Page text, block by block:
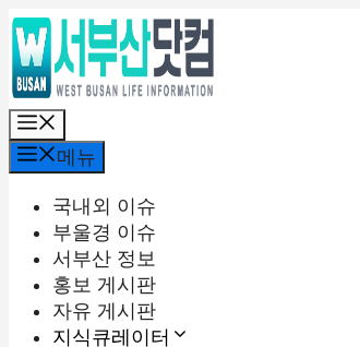
컨
텐
츠
로
건
너
뛰
뉴
메뉴
국내외 이슈
부울경 이슈
서부산 정보
홍보 게시판
자유 게시판
지식큐레이터